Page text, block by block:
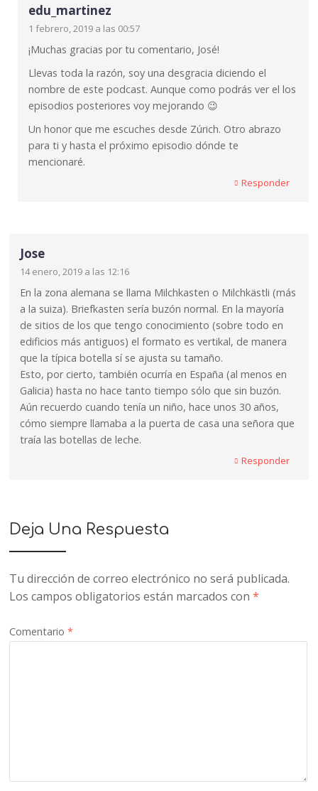
edu_martinez
1 febrero, 2019 a las 00:57
¡Muchas gracias por tu comentario, José!
Llevas toda la razón, soy una desgracia diciendo el
nombre de este podcast. Aunque como podrás ver el los
episodios posteriores voy mejorando 😉
Un honor que me escuches desde Zúrich. Otro abrazo
para ti y hasta el próximo episodio dónde te
mencionaré.
Responder
Jose
14 enero, 2019 a las 12:16
En la zona alemana se llama Milchkasten o Milchkästli (más
a la suiza). Briefkasten sería buzón normal. En la mayoría
de sitios de los que tengo conocimiento (sobre todo en
edificios más antiguos) el formato es vertikal, de manera
que la típica botella sí se ajusta su tamaño.
Esto, por cierto, también ocurría en España (al menos en
Galicia) hasta no hace tanto tiempo sólo que sin buzón.
Aún recuerdo cuando tenía un niño, hace unos 30 años,
cómo siempre llamaba a la puerta de casa una señora que
traía las botellas de leche.
Responder
Deja Una Respuesta
Tu dirección de correo electrónico no será publicada.
Los campos obligatorios están marcados con*
Comentario*